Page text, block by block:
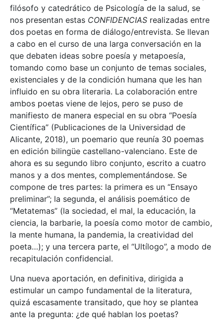
filósofo y catedrático de Psicología de la salud, se
nos presentan estas CONFIDENCIAS realizadas entre
dos poetas en forma de diálogo/entrevista. Se llevan
a cabo en el curso de una larga conversación en la
que debaten ideas sobre poesía y metapoesía,
tomando como base un conjunto de temas sociales,
existenciales y de la condición humana que les han
influido en su obra literaria. La colaboración entre
ambos poetas viene de lejos, pero se puso de
manifiesto de manera especial en su obra “Poesía
Científica” (Publicaciones de la Universidad de
Alicante, 2018), un poemario que reunía 30 poemas
en edición bilingüe castellano-valenciano. Este de
ahora es su segundo libro conjunto, escrito a cuatro
manos y a dos mentes, complementándose. Se
compone de tres partes: la primera es un “Ensayo
preliminar”; la segunda, el análisis poemático de
“Metatemas” (la sociedad, el mal, la educación, la
ciencia, la barbarie, la poesía como motor de cambio,
la mente humana, la pandemia, la creatividad del
poeta…); y una tercera parte, el “Ultílogo”, a modo de
recapitulación confidencial.
Una nueva aportación, en definitiva, dirigida a
estimular un campo fundamental de la literatura,
quizá escasamente transitado, que hoy se plantea
ante la pregunta: ¿de qué hablan los poetas?